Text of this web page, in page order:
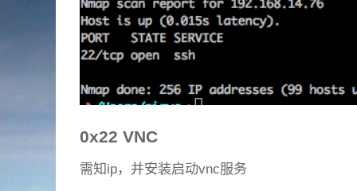
0x22 VNC
需知ip，并安装启动vnc服务